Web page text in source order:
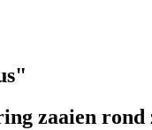
zaaien rond